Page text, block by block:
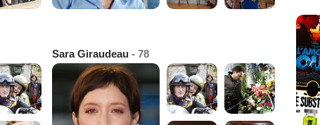
Sara Giraudeau - 78